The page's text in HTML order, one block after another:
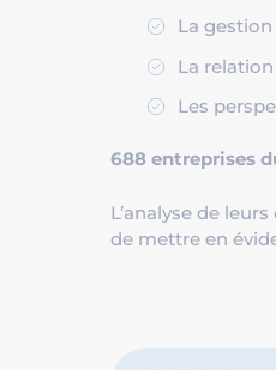
La
La
Les
688 entreprises
L’analyse de
de mettre en